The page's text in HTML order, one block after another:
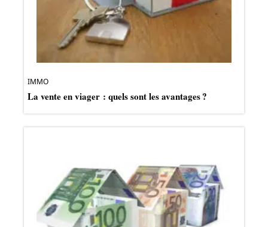
IMMO
La vente en viager : quels sont les avantages ?